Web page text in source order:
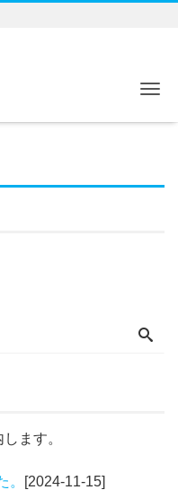
ます。
。 [2024-11-15]